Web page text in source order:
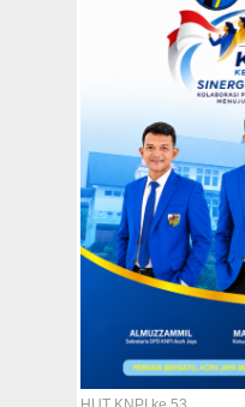
23 Kedai Pasar
Lamno Ludes
30 April 2025 - 14:21 WIB
Redaksi
Copyright